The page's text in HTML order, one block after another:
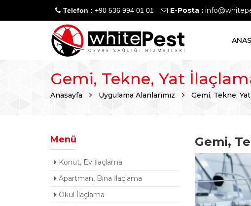
Telefon : +90 536 994 01 01 E-Posta :
Gemi, Tekne, Yat
Anasayfa Uygulama Alanlarımız Gemi, Tekne,
Menü
Konut, Ev İlaçlama
Apartman, Bina İlaçlama
Okul İlaçlama
Gemi,